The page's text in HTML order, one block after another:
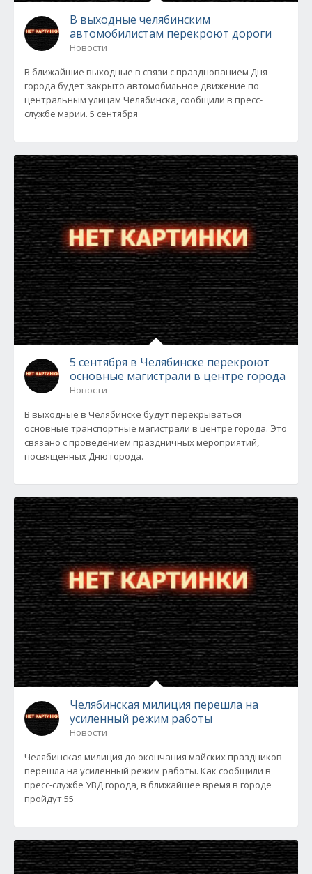
В выходные челябинским
автомобилистам перекроют дороги
Новости
В ближайшие выходные в связи с празднованием Дня
города будет закрыто автомобильное движение по
центральным улицам Челябинска, сообщили в пресс-
службе мэрии. 5 сентября
5 сентября в Челябинске перекроют
основные магистрали в центре города
Новости
В выходные в Челябинске будут перекрываться
основные транспортные магистрали в центре города. Это
связано с проведением праздничных мероприятий,
посвященных Дню города.
Челябинская милиция перешла на
усиленный режим работы
Новости
Челябинская милиция до окончания майских праздников
перешла на усиленный режим работы. Как сообщили в
пресс-службе УВД города, в ближайшее время в городе
пройдут 55